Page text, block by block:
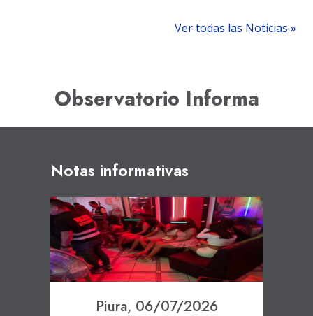
Ver todas las Noticias »
Observatorio Informa
Notas informativas
Piura, 06/07/2026